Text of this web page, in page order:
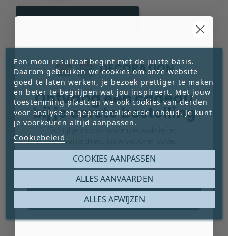


Nog Maar10Beschikbaar
Schrijf een review
Veilig Betalen MetIDEAL | Wero,
Een mooi resultaat begint met de juiste basis.
Daarom gebruiken we cookies om onze website
goed te laten werken, je bezoek prettiger te maken
en beter te begrijpen wat jou inspireert. Met jouw
toestemming plaatsen we ook cookies van derden
voor analyse en gepersonaliseerde inhoud. Je kunt
je voorkeuren altijd aanpassen.
Cookiebeleid
COOKIES AANPASSEN
ALLES AFWIJZEN
ALLES AANVAARDEN
Ontvang een cadeau
bij je eerste bestelling
ontvang direct jouw voucher code.
Claim mijn gratis cadeau